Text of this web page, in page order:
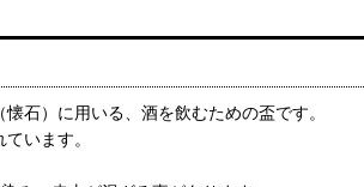
石）に用いる、酒を飲むための盃です。
います。